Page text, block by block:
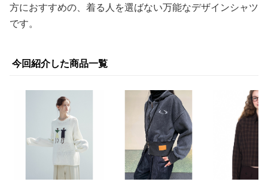
方におすすめの、着る人を選ばない万能なデザインシャツ
です。
今回紹介した商品一覧